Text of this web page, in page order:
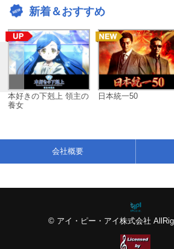
新着＆おすすめ
本好きの下剋上 領主の
養女
日本統一50
© アイ・ピー・アイ株式会社
会社概要